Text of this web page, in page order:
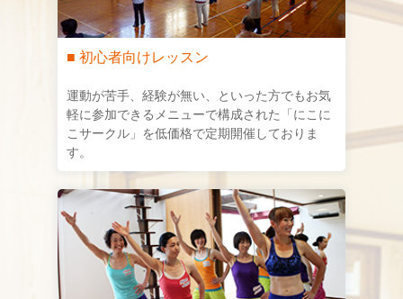
■ 初心者向けレッスン
運動が苦手、経験が無い、といった方でもお気
軽に参加できるメニューで構成された「にこに
こサークル」を低価格で定期開催しておりま
す。